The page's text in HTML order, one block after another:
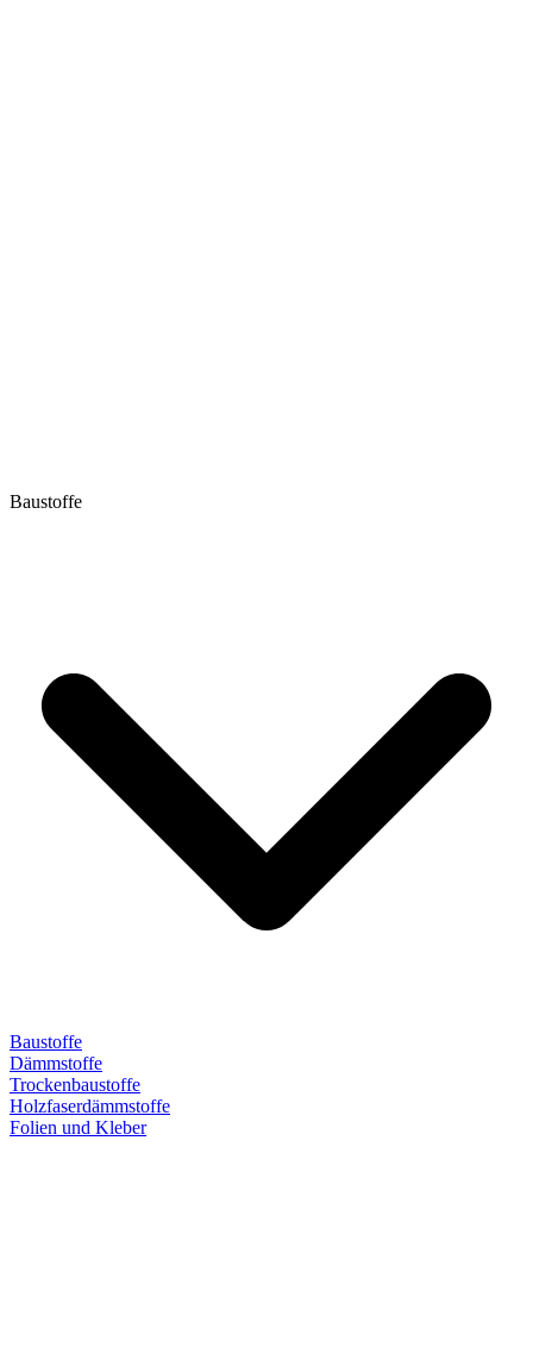
Baustoffe
Baustoffe
Dämmstoffe
Trockenbaustoffe
Holzfaserdämmstoffe
Folien und Kleber